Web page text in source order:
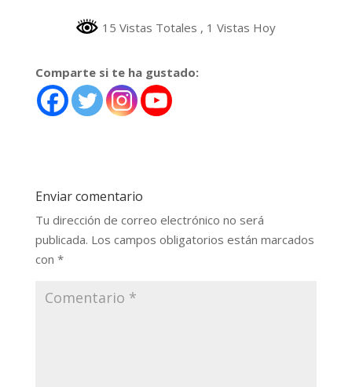
15 Vistas Totales , 1 Vistas Hoy
Comparte si te ha gustado:
Enviar comentario
Tu dirección de correo electrónico no será
publicada. Los campos obligatorios están marcados
con *